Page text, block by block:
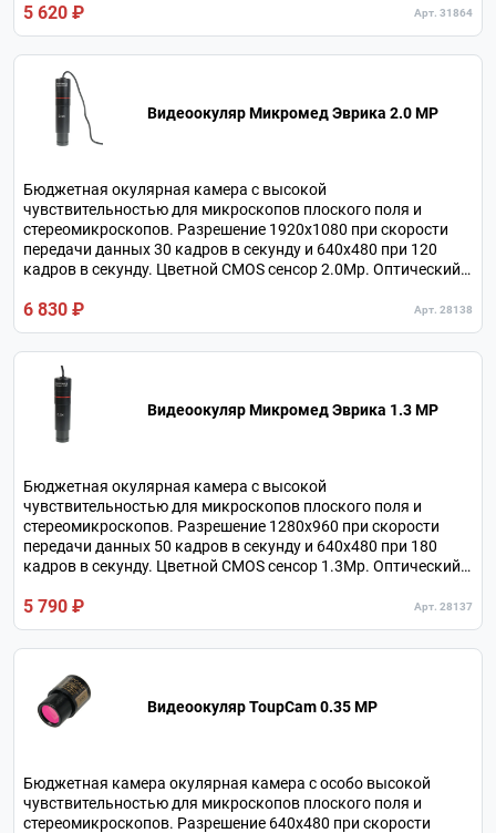
5 620 ₽ Арт. 31864
Видеоокуляр Микромед Эврика 2.0 MP
Бюджетная окулярная камера с высокой
чувствительностью для микроскопов плоского поля и
стереомикроскопов. Разрешение 1920x1080 при скорости
передачи данных 30 кадров в секунду и 640х480 при 120
кадров в секунду. Цветной CMOS сенсор 2.0Мр. Оптический
6 830 ₽ Арт. 28138
Видеоокуляр Микромед Эврика 1.3 MP
Бюджетная окулярная камера с высокой
чувствительностью для микроскопов плоского поля и
стереомикроскопов. Разрешение 1280х960 при скорости
передачи данных 50 кадров в секунду и 640х480 при 180
кадров в секунду. Цветной CMOS сенсор 1.3Мр. Оптический
5 790 ₽ Арт. 28137
Видеоокуляр ToupCam 0.35 MP
Бюджетная камера окулярная камера с особо высокой
чувствительностью для микроскопов плоского поля и
стереомикроскопов. Разрешение 640x480 при скорости